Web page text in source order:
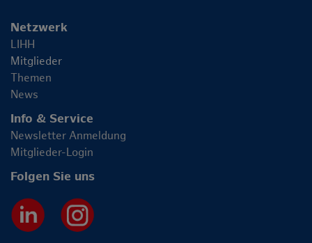
Netzwerk
LIHH
Mitglieder
Themen
News
Info & Service
Newsletter Anmeldung
Mitglieder-Login
Folgen Sie uns